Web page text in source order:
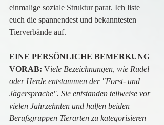
einmalige soziale Struktur parat. Ich liste
euch die spannendest und bekanntesten
Tierverbände auf.
EINE PERSÖNLICHE BEMERKUNG
VORAB: Viele Bezeichnungen, wie Rudel
oder Herde entstammen der "Forst- und
Jägersprache". Sie entstanden teilweise vor
vielen Jahrzehnten und halfen beiden
Berufsgruppen Tierarten zu kategorisieren